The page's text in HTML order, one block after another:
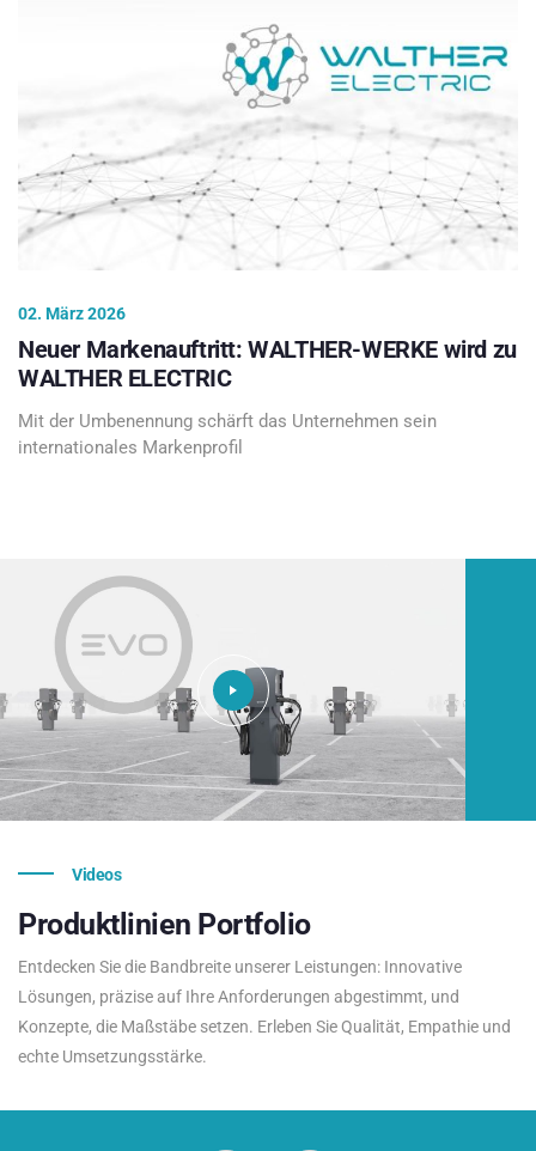
02. März 2026
Neuer Markenauftritt: WALTHER-WERKE wird zu
WALTHER ELECTRIC
Mit der Umbenennung schärft das Unternehmen sein
internationales Markenprofil
Videos
Produktlinien Portfolio
Entdecken Sie die Bandbreite unserer Leistungen: Innovative
Lösungen, präzise auf Ihre Anforderungen abgestimmt, und
Konzepte, die Maßstäbe setzen. Erleben Sie Qualität, Empathie und
echte Umsetzungsstärke.